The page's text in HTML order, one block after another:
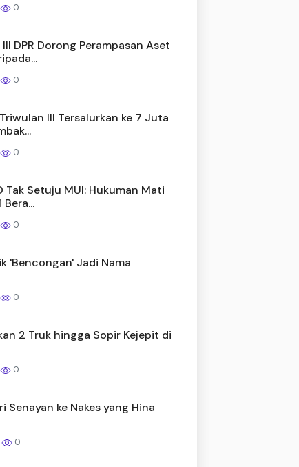
0
DPR Dorong Perampasan Aset
0
III Tersalurkan ke 7 Juta
0
Tak Setuju MUI: Hukuman Mati
0
'Bencongan' Jadi Nama
0
2 Truk hingga Sopir Kejepit di
0
Senayan ke Nakes yang Hina
0